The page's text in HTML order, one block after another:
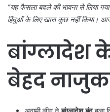
“यह फैसला बदले की भावना से लिया
हिंदुओं के लिए खास कुछ नहीं किया।
बांग्लादेश
बेहद नाजुक